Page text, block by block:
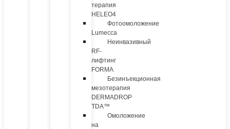
терапия
HELEO4
Фотоомоложение
Lumecca
Неинвазивный
RF-
лифтинг
FORMA
Безинъекционная
мезотерапия
DERMADROP
TDA™
Омоложение
на